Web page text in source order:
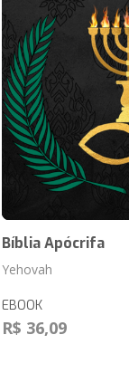
Bíblia Apócrifa
Yehovah
EBOOK
R$ 36,09